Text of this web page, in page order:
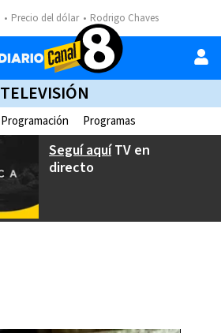
Precio del dólar Rodrigo Chaves
TELEVISIÓN
Programación Programas
Seguí aquíTV en
directo